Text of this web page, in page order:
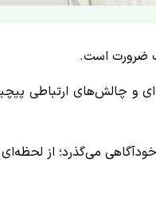
ضرورت است.
و چالش‌های ارتباطی
می‌گذرد؛ از